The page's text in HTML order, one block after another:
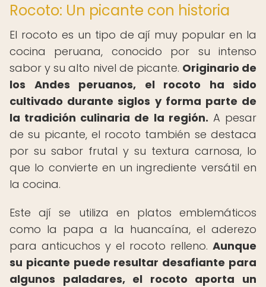
Rocoto: Un picante con historia
El rocoto es un tipo de ají muy popular en la
cocina peruana, conocido por su intenso
sabor y su alto nivel de picante. Originario de
los Andes peruanos, el rocoto ha sido
cultivado durante siglos y forma parte de
la tradición culinaria de la región. A pesar
de su picante, el rocoto también se destaca
por su sabor frutal y su textura carnosa, lo
que lo convierte en un ingrediente versátil en
la cocina.
Este ají se utiliza en platos emblemáticos
como la papa a la huancaína, el aderezo
para anticuchos y el rocoto relleno. Aunque
su picante puede resultar desafiante para
algunos paladares, el rocoto aporta un